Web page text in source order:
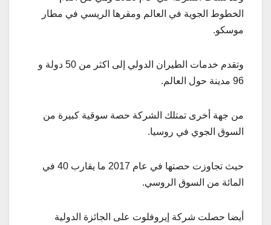
الخطوط الجوية في العالم ومقرها الريسي في مطار
موسكو.
وتقدم خدمات الطيران الدولي إلى اكثر من 50 دولة و
96 مدينة حول العالم.
من جهة أخرى تمتلك الشركة حصة سوقية كبيرة من
السوق الجوي في روسيا.
حيث تجاوزت حصتها في عام 2017 ما يقارب 40 في
المائة من السوق الروسي.
أيضا حصلت شركة إيروفلوت على الجائزة الدولية